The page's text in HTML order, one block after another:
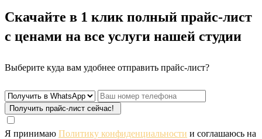
Скачайте в 1 клик полный прайс-лист
с ценами на все услуги нашей студии
Выберите куда вам удобнее отправить прайс-лист?
Получить прайс-лист сейчас!
Я принимаю Политику конфиденциальности и соглашаюсь на